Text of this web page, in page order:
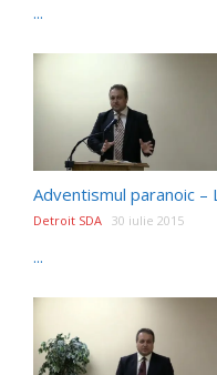
...
Detroit SDA 30 iulie 2015
...